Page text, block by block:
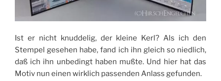
Ist er nicht knuddelig, der kleine Kerl? Als ich den
Stempel gesehen habe, fand ich ihn gleich so niedlich,
daß ich ihn unbedingt haben mußte. Und hier hat das
Motiv nun einen wirklich passenden Anlass gefunden.